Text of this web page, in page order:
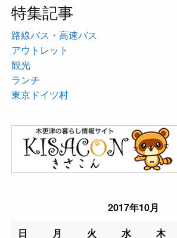
特集記事
路線バス・高速バス
アウトレット
観光
ランチ
東京ドイツ村
2017年10月
日
月 火 水 木